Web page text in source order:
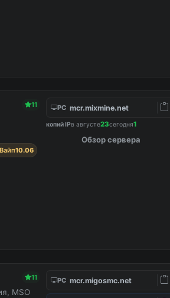
11
Вайп10.06
PC mcr.mixmine.net
копий IPв августе23сегодня1
Обзор сервера
11
MSO
PC mcr.migosmc.net